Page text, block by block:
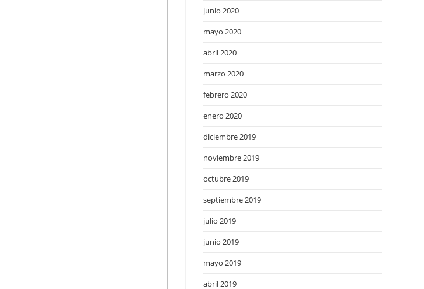
junio 2020
mayo 2020
abril 2020
marzo 2020
febrero 2020
enero 2020
diciembre 2019
noviembre 2019
octubre 2019
septiembre 2019
julio 2019
junio 2019
mayo 2019
abril 2019